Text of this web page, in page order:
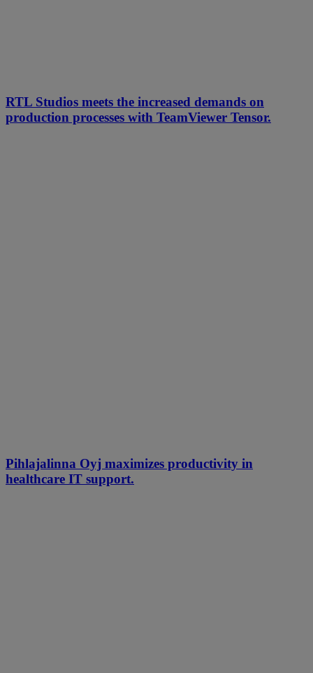
RTL Studios meets the increased demands on
production processes with TeamViewer Tensor.
Pihlajalinna Oyj maximizes productivity in
healthcare IT support.